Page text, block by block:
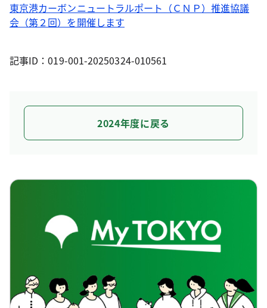
東京港カーボンニュートラルポート（ＣＮＰ）推進協議
会（第２回）を開催します
記事ID：019-001-20250324-010561
2024年度に戻る